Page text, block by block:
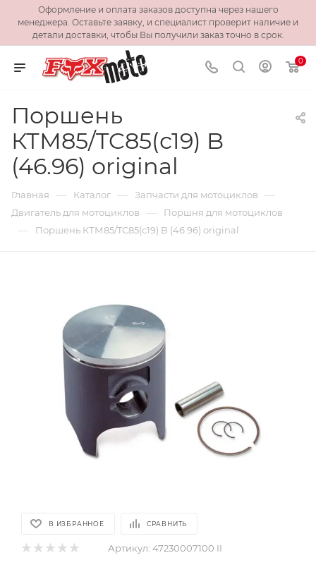
Оформление и оплата заказов доступна через нашего
менеджера. Оставьте заявку, и специалист проверит наличие и
детали доставки, чтобы Вы получили заказ точно в срок.
0
Поршень
КТМ85/TC85(с19) B
(46.96) original
Главная — Каталог — Запчасти для мотоциклов —
Двигатель для мотоциклов — Поршня для мотоциклов
— Поршень КТМ85/TC85(с19) B (46.96) original
В ИЗБРАННОЕ СРАВНИТЬ
Артикул: 47230007100 II